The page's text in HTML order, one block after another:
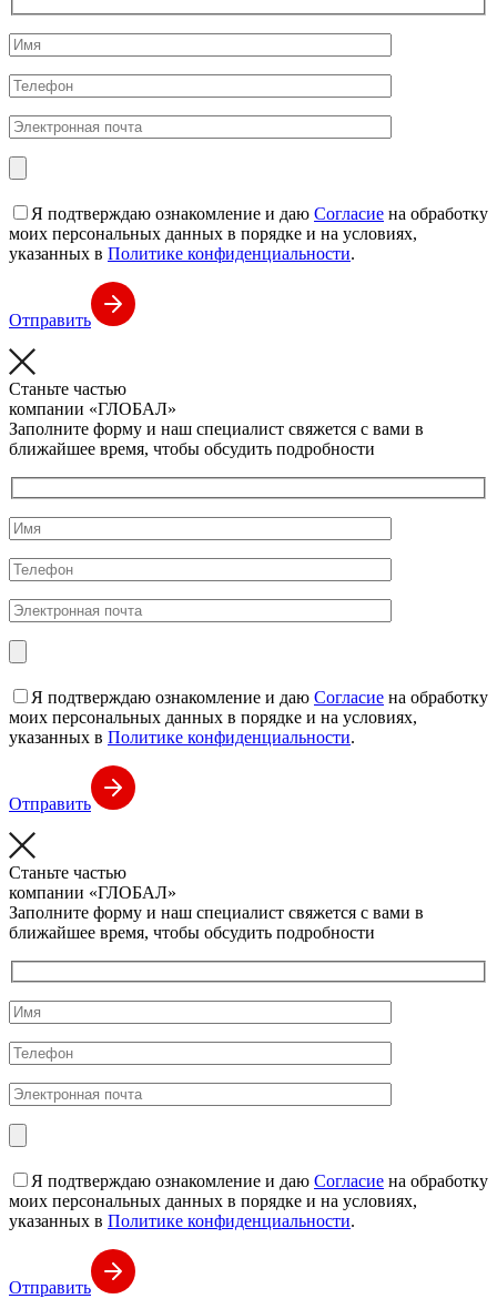
Я подтверждаю ознакомление и даю Согласие на обработку
моих персональных данных в порядке и на условиях,
указанных в Политике конфиденциальности.
Отправить
Станьте частью
компании «ГЛОБАЛ»
Заполните форму и наш специалист свяжется с вами в
ближайшее время, чтобы обсудить подробности
Я подтверждаю ознакомление и даю Согласие на обработку
моих персональных данных в порядке и на условиях,
указанных в Политике конфиденциальности.
Отправить
Станьте частью
компании «ГЛОБАЛ»
Заполните форму и наш специалист свяжется с вами в
ближайшее время, чтобы обсудить подробности
Я подтверждаю ознакомление и даю Согласие на обработку
моих персональных данных в порядке и на условиях,
указанных в Политике конфиденциальности.
Отправить